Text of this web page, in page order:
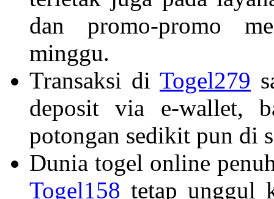
dan promo-promo
minggu.
Transaksi di Togel279
deposit via e-wallet,
potongan sedikit pun di
Dunia togel online
Togel158 tetap unggul